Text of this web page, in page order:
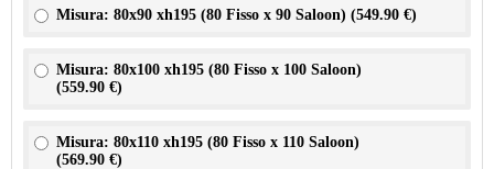
Misura: 80x90 xh195 (80 Fisso x 90 Saloon) (549.90 €)
Misura: 80x100 xh195 (80 Fisso x 100 Saloon)
(559.90 €)
Misura: 80x110 xh195 (80 Fisso x 110 Saloon)
(569.90 €)